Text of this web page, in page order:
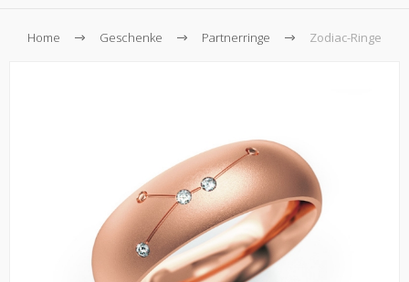
Home Geschenke Partnerringe Zodiac-Ringe